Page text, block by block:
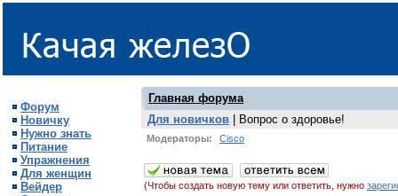
Форум
Новичку
Нужно знать
Питание
Упражнения
Для женщин
Вейдер
Главная форума
Для новичков | Вопрос о здоровье!
Модераторы: Cisco
(Чтобы создать новую тему или ответить, нужно